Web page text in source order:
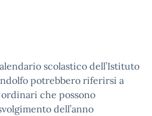
scolastico dell’Istituto
potrebbero riferirsi a
che possono
dell’anno